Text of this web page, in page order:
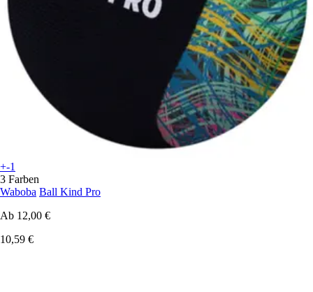
+-1
3 Farben
Waboba Ball Kind Pro
Ab 12,00 €
10,59 €